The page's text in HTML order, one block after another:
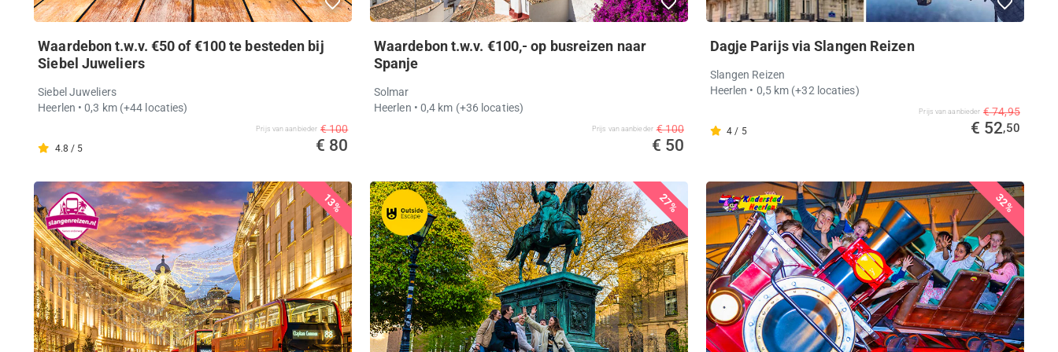
Waardebon t.w.v. €50 of €100 te besteden bij
Siebel Juweliers
Siebel Juweliers
Heerlen • 0,3 km(+44 locaties)
4.8 / 5
Prijs van aanbieder € 100
€ 80
Waardebon t.w.v. €100,- op busreizen naar
Spanje
Solmar
Heerlen • 0,4 km (+36 locaties)
Prijs van aanbieder € 100
€ 50
Dagje Parijs via Slangen Reizen
Slangen Reizen
Heerlen • 0,5 km (+32 locaties)
4 / 5
Prijs van aanbieder € 74,95
€ 52,50
13% 27% 32%